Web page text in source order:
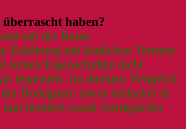
überrascht haben?
mit der Rasse
Erfahrung mit ähnlichen Terriern
seinen Eigenschaften nicht
begeistert. Im direkten Vergleich
Bodeguero etwas einfacher in
deutlich sozial verträglicher